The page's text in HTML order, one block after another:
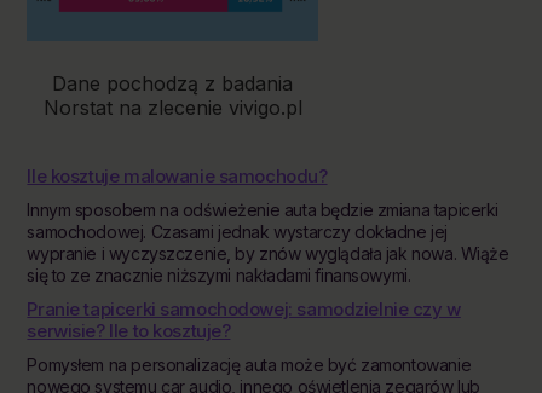
Dane pochodzą z badania
Norstat na zlecenie vivigo.pl
Ile kosztuje malowanie samochodu?
Innym sposobem na odświeżenie auta będzie zmiana tapicerki
samochodowej. Czasami jednak wystarczy dokładne jej
wypranie i wyczyszczenie, by znów wyglądała jak nowa. Wiąże
się to ze znacznie niższymi nakładami finansowymi.
Pranie tapicerki samochodowej: samodzielnie czy w
serwisie? Ile to kosztuje?
Pomysłem na personalizację auta może być zamontowanie
nowego systemu car audio, innego oświetlenia zegarów lub